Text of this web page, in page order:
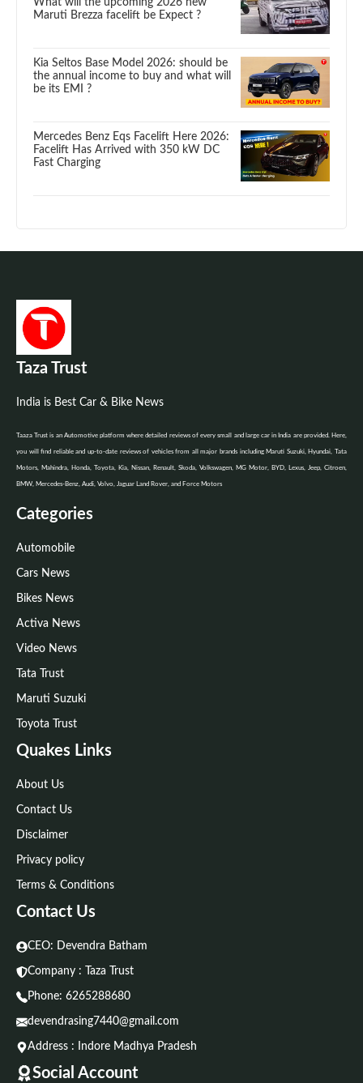
Maruti Brezza facelift be Expect ?
Kia Seltos Base Model 2026: should be
the annual income to buy and what will
be its EMI ?
Mercedes Benz Eqs Facelift Here 2026:
Facelift Has Arrived with 350 kW DC
Fast Charging
Taza Trust
India is Best Car & Bike News
Taaza Trust is an Automotive platform where detailed reviews of every small and large car in India are provided. Here,
you will find reliable and up-to-date reviews of vehicles from all major brands including Maruti Suzuki, Hyundai, Tata
Motors, Mahindra, Honda, Toyota, Kia, Nissan, Renault, Skoda, Volkswagen, MG Motor, BYD, Lexus, Jeep, Citroen,
BMW, Mercedes-Benz, Audi, Volvo, Jaguar Land Rover, and Force Motors
Categories
Automobile
Cars News
Bikes News
Activa News
Video News
Tata Trust
Maruti Suzuki
Toyota Trust
Quakes Links
About Us
Contact Us
Disclaimer
Privacy policy
Terms & Conditions
Contact Us
CEO: Devendra Batham
Company : Taza Trust
Phone: 6265288680
devendrasing7440@gmail.com
Address : Indore Madhya Pradesh
Social Account